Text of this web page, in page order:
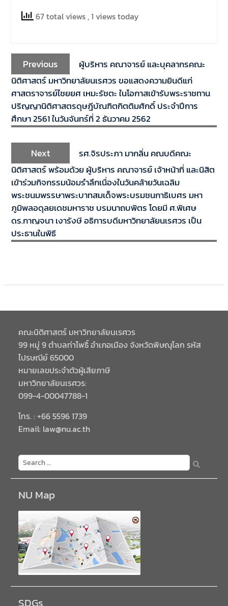
67 total views , 1 views today
Previous
ผู้บริหาร คณาจารย์ และบุคลากรคณะ
นิติศาสตร์ มหาวิทยาลัยนเรศวร ขอแสดงความยินดีแก่
ศาสตราจารย์ไชยยศ เหมะรัชตะ ในโอกาสเข้ารับพระราชทาน
ปริญญานิติศาสตรดุษฎีบัณฑิตกิตติมศักดิ์ ประจำปีการ
ศึกษา 2561 ในวันจันทร์ที่ 2 ธันวาคม 2562
Next
รศ.จิรประภา มากลิ่น คณบดีคณะ
นิติศาสตร์ พร้อมด้วย ผู้บริหาร คณาจารย์ เจ้าหน้าที่ และนิสิต
เข้าร่วมกิจกรรมน้อมรำลึกเนื่องในวันคล้ายวันเฉลิม
พระชนมพรรษาพระบาทสมเด็จพระบรมชนกาธิเบศร มหา
ภูมิพลอดุลยเดชมหาราช บรมนาถบพิตร โดยมี ศ.พิเศษ
ดร.กาญจนา เงารังษี อธิการบดีมหาวิทยาลัยนเรศวร เป็น
ประธานในพิธี
คณะนิติศาสตร์ มหาวิทยาลัยนเรศวร
99 หมู่ 9 ตำบลท่าโพธิ์ อำเภอเมือง จังหวัดพิษณุโลก รหัส
ไปรษณีย์ 65000
หมายเลขประจำตัวผู้เสียภาษี
มหาวิทยาลัยนเรศวร:
099-4-00047788-1
โทร. : +66 5596 1739
Email: law@nu.ac.th
NU Map
SDGs